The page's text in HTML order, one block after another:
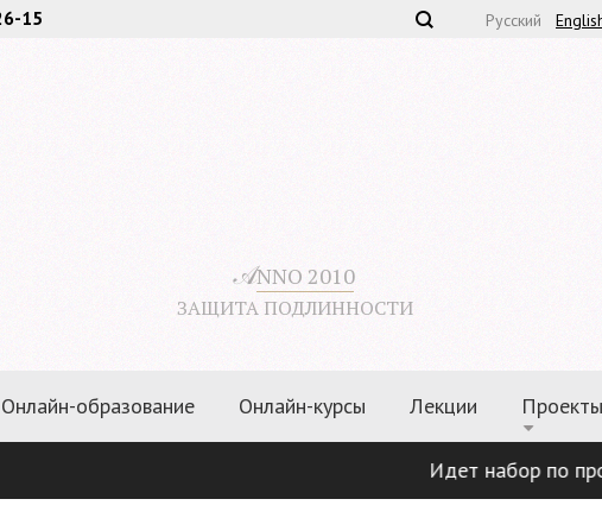
𝒜NNO 2010
ЗАЩИТА ПОДЛИННОСТИ
Онлайн-образование Онлайн-курсы Лекции Проекты
Русский
15
Идет набор по